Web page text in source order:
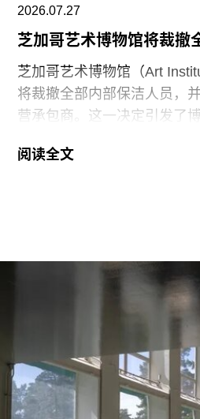
Cultural District）最新落成的
化区还包括阿布扎比卢浮宫
2026.07.27
芝加哥艺术博物馆将裁撤
芝加哥艺术博物馆（Art
将裁撤全部内部保洁人员，
营承包商。这一决定引发了
年。这批员工的最后工作日
示，这些员工可向即将接手
工会成员要求博物馆撤销这
动，要求恢复保洁员工的职
7月21日，请愿书已获得超过
艺术学院一位发言人在接受
阅读全文